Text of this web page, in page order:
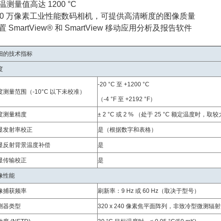
测量值高达 1200 °C
万像素工业性能数码相机，可提供高清晰度的图像质量
SmartView® 和 SmartView 移动应用分析及报告软件
的技术指标
测量范围（-10°C 以下未校准）
-20 °C 至 +1200 °C
（-4 °F 至 +2192 °F）
测量精度 ± 2 °C 或 2 % （处于 25 °C 额定温度时，取较
发射率校正 是（根据数字和表格）
反射背景温度补偿 是
传输校正 是
性能
捕获频率 刷新率：9 Hz 或 60 Hz（取决于型号）
器类型 320 x 240 像素焦平面阵列，非致冷型微测辐